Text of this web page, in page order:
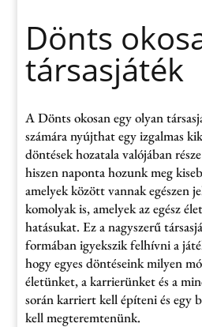
Dönts
társasjáték
A Dönts okosan egy olyan
számára nyújthat egy izgalmas
döntések hozatala valójában
hiszen naponta hozunk meg
amelyek között vannak egészen
komolyak is, amelyek az egész
hatásukat. Ez a nagyszerű
formában igyekszik felhívni a
hogy egyes döntéseink milyen
életünket, a karrierünket és a
során karriert kell építeni és egy
kell megteremtenünk.